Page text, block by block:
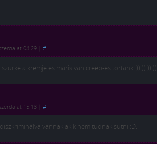
at 08:29 #
a kremje es maris van creep-es tortank :)):)):)):))
at 15:13 #
vannak akik nem tudnak sütni :D.